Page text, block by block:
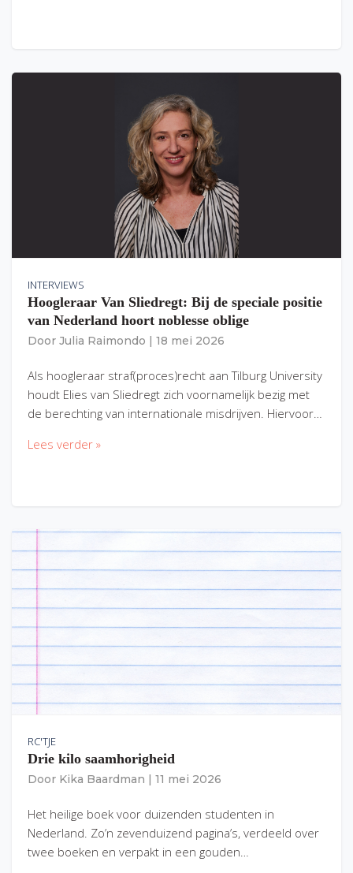
INTERVIEWS
Hoogleraar Van Sliedregt: Bij de speciale positie
van Nederland hoort noblesse oblige
Door Julia Raimondo 18 mei 2026
Als hoogleraar straf(proces)recht aan Tilburg University
houdt Elies van Sliedregt zich voornamelijk bezig met
de berechting van internationale misdrijven. Hiervoor…
Lees verder »
RC'TJE
Drie kilo saamhorigheid
Door Kika Baardman 11 mei 2026
Het heilige boek voor duizenden studenten in
Nederland. Zo’n zevenduizend pagina’s, verdeeld over
twee boeken en verpakt in een gouden…